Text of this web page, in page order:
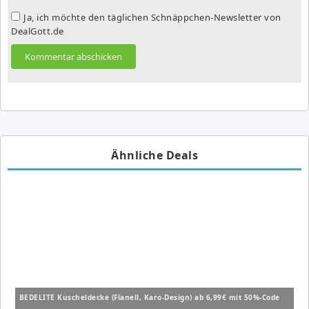
Ja, ich möchte den täglichen Schnäppchen-Newsletter von
DealGott.de
Ähnliche Deals
BEDELITE Kuscheldecke (Flanell, Karo-Design) ab 6,99€ mit 50%-Code